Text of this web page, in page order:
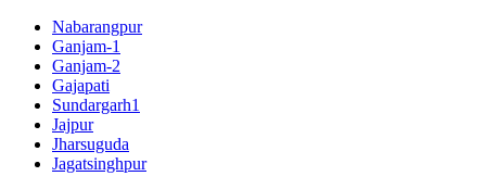
Nabarangpur
Ganjam-1
Ganjam-2
Gajapati
Sundargarh1
Jajpur
Jharsuguda
Jagatsinghpur